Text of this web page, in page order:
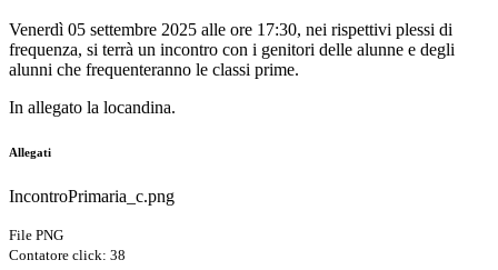
Venerdì 05 settembre 2025 alle ore 17:30, nei rispettivi plessi di
frequenza, si terrà un incontro con i genitori delle alunne e degli
alunni che frequenteranno le classi prime.
In allegato la locandina.
Allegati
IncontroPrimaria_c.png
File PNG
Contatore click: 38